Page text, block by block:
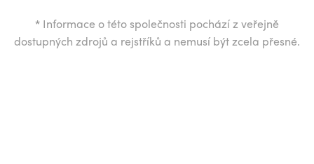
* Informace o této společnosti pochází z veřejně
dostupných zdrojů a rejstříků a nemusí být zcela přesné.